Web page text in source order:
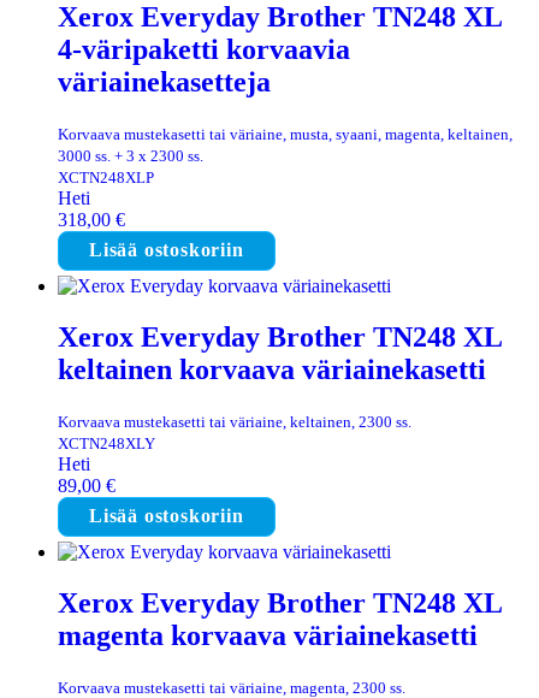
Xerox Everyday Brother TN248 XL
4-väripaketti korvaavia
väriainekasetteja
Korvaava mustekasetti tai väriaine, musta, syaani, magenta, keltainen,
3000 ss. + 3 x 2300 ss.
XCTN248XLP
Heti
318,00 €
Lisää ostoskoriin
Xerox Everyday Brother TN248 XL
keltainen korvaava väriainekasetti
Korvaava mustekasetti tai väriaine, keltainen, 2300 ss.
XCTN248XLY
Heti
89,00 €
Lisää ostoskoriin
Xerox Everyday Brother TN248 XL
magenta korvaava väriainekasetti
Korvaava mustekasetti tai väriaine, magenta, 2300 ss.